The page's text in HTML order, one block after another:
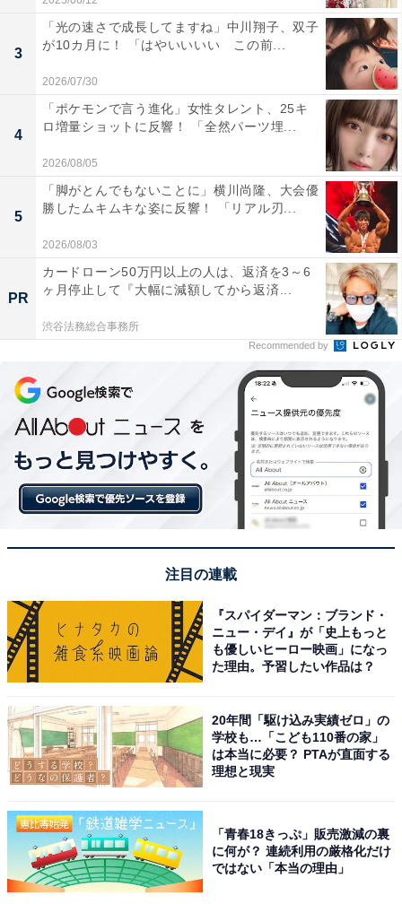
3
「光の速さで成長してますね」中川翔子、双子
が10カ月に！ 「はやいいいい この前...
2026/07/30
4
「ポケモンで言う進化」女性タレント、25キ
ロ増量ショットに反響！ 「全然パーツ埋...
2026/08/05
5
「脚がとんでもないことに」横川尚隆、大会優
勝したムキムキな姿に反響！ 「リアル刃...
2026/08/03
PR
カードローン50万円以上の人は、返済を3～6
ヶ月停止して『大幅に減額してから返済...
渋谷法務総合事務所
Recommended by
注目の連載
『スパイダーマン：ブランド・
ニュー・デイ』が「史上もっと
も優しいヒーロー映画」になっ
た理由。予習したい作品は？
20年間「駆け込み実績ゼロ」の
学校も…「こども110番の家」
は本当に必要？ PTAが直面する
理想と現実
「青春18きっぷ」販売激減の裏
に何が？ 連続利用の厳格化だけ
ではない「本当の理由」